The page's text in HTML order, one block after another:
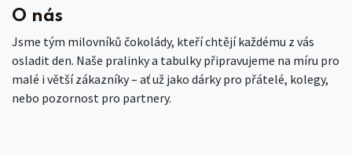
O nás
Jsme tým milovníků čokolády, kteří chtějí každému z vás
osladit den. Naše pralinky a tabulky připravujeme na míru pro
malé i větší zákazníky – ať už jako dárky pro přátelé, kolegy,
nebo pozornost pro partnery.